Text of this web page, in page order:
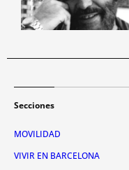
Secciones
MOVILIDAD
VIVIR EN BARCELONA